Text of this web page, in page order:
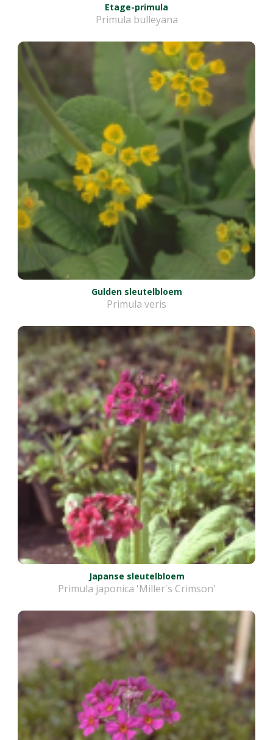
Etage-primula
Primula bulleyana
Gulden sleutelbloem
Primula veris
Japanse sleutelbloem
Primula japonica 'Miller's Crimson'